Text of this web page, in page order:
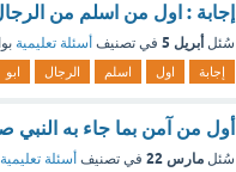
إجابة : اول من اسلم من
سُئل أبريل 5 في تصنيف أسئلة تعليمية
إجابة اول اسلم الرجال ابو
أول من آمن بما جاء به
سُئل مارس 22 في تصنيف أسئلة تعليمية